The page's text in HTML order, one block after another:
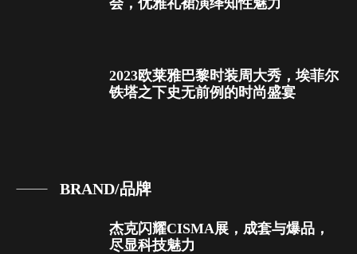
会，优雅礼裙演绎知性魅力
2023欧莱雅巴黎时装周大秀，埃菲尔
铁塔之下史无前例的时尚盛宴
BRAND/品牌
杰克闪耀CISMA展，成套与爆品，
尽显科技魅力